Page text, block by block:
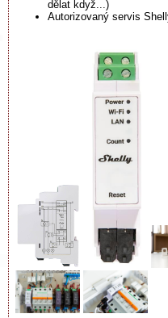
dělat když...)
Autorizovaný servis